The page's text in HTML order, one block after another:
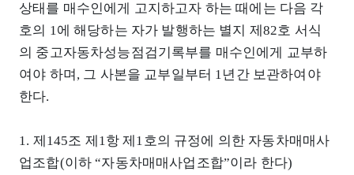
상태를 매수인에게 고지하고자 하는 때에는 다음 각
호의 1에 해당하는 자가 발행하는 별지 제82호 서식
의 중고자동차성능점검기록부를 매수인에게 교부하
여야 하며, 그 사본을 교부일부터 1년간 보관하여야
한다.
1. 제145조 제1항 제1호의 규정에 의한 자동차매매사
업조합(이하 “자동차매매사업조합”이라 한다)